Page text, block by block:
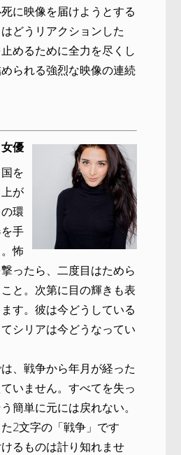
に映像を届けようとする
どうリアクションした
めるために全力を尽くし
られる強烈な映像の連続
優
を
が
環
手
怖
ったら、二度目はためら
と。次第に目の輝きも表
す。彼は今どうしている
シリアは今どうなってい
、戦争から年月が経った
いません。すべてを失っ
簡単に元には戻れない。
2文字の「戦争」です
るものは計り知れませ